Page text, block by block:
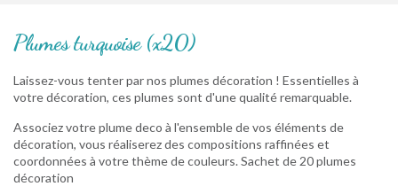
Plumes turquoise (x20)
Laissez-vous tenter par nos plumes décoration ! Essentielles à
votre décoration, ces plumes sont d'une qualité remarquable.
Associez votre plume deco à l'ensemble de vos éléments de
décoration, vous réaliserez des compositions raffinées et
coordonnées à votre thème de couleurs. Sachet de 20 plumes
décoration